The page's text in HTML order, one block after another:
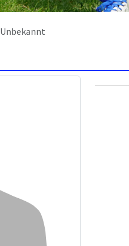
Unbekannt